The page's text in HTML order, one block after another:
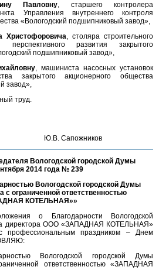
Павловну, старшего контролера
Управления внутреннего контроля
«Вологодский подшипниковый завод»,
Христофоровича, столяра строительного
перспективного развития закрытого
подшипниковый завод»,
, машиниста насосных установок
закрытого акционерного общества
завод»,
труд.
Ю.В. Сапожников
Вологодской городской Думы
2014 года № 239
Вологодской городской Думы
с ограниченной ответственностью
КОТЕЛЬНАЯ»»
о Благодарности Вологодской
директора ООО «ЗАПАДНАЯ КОТЕЛЬНАЯ»
праздником – Днем
Вологодской городской Думы
ответственностью «ЗАПАДНАЯ